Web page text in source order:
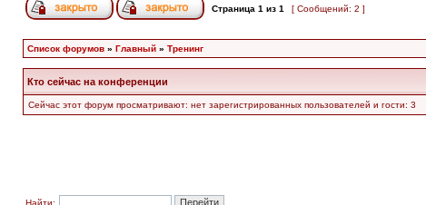
Страница 1 из 1 [ Сообщений: 2 ]
Список форумов » Главный » Тренинг
Кто сейчас на конференции
Сейчас этот форум просматривают: нет зарегистрированных пользователей и гости: 3
Найти: